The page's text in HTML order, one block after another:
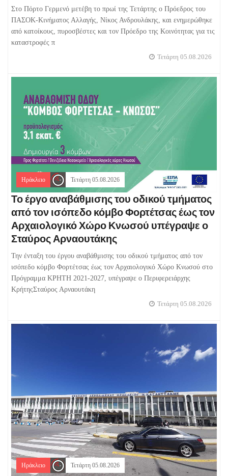
Στο Πόρτο Γερμενό μετέβη το πρωί της Τετάρτης ο Πρόεδρος του
ΠΑΣΟΚ-Κινήματος Αλλαγής, Νίκος Ανδρουλάκης, και ενημερώθηκε
από κατοίκους, πυροσβέστες και τον Πρόεδρο της Κοινότητας για τις
καταστροφές π
Τετάρτη 05.08.2026
Ηράκλειο Τετάρτη 05.08.2026
Το έργο αναβάθμισης του οδικού τμήματος
από τον ισόπεδο κόμβο Φορτέτσας έως τον
Αρχαιολογικό Χώρο Κνωσού υπέγραψε ο
Σταύρος Αρναουτάκης
Την ένταξη του έργου αναβάθμισης του οδικού τμήματος από τον
ισόπεδο κόμβο Φορτέτσας έως τον Αρχαιολογικό Χώρο Κνωσού στο
Πρόγραμμα ΚΡΗΤΗ 2021-2027, υπέγραψε ο Περιφερειάρχης
ΚρήτηςΣταύρος Αρναουτάκη
Τετάρτη 05.08.2026
Ηράκλειο Τετάρτη 05.08.2026